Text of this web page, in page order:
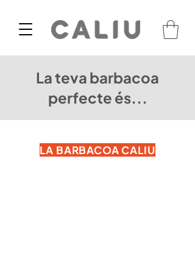
La teva barbacoa
perfecte és...
LA BARBACOA CALIU